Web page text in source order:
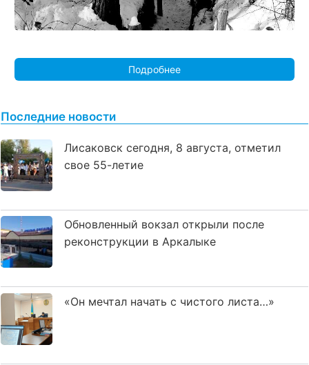
Подробнее
Последние новости
Лисаковск сегодня, 8 августа, отметил
свое 55-летие
Обновленный вокзал открыли после
реконструкции в Аркалыке
«Он мечтал начать с чистого листа…»